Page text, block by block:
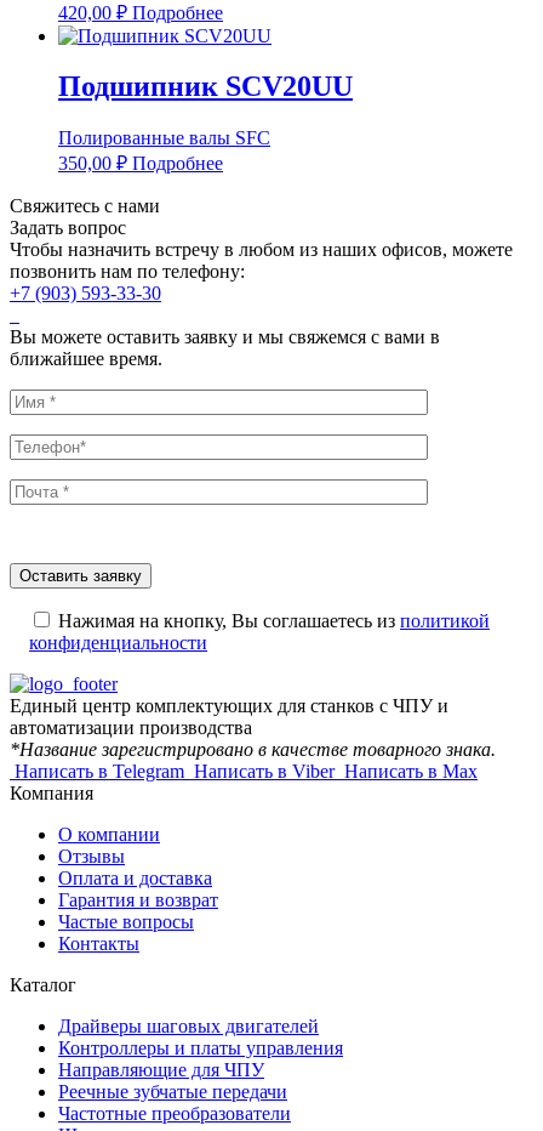
420,00 ₽ Подробнее
Подшипник SCV20UU
Полированные валы SFC
350,00 ₽ Подробнее
Свяжитесь с нами
Задать вопрос
Чтобы назначить встречу в любом из наших офисов, можете
позвонить нам по телефону:
+7 (903) 593-33-30
Вы можете оставить заявку и мы свяжемся с вами в
ближайшее время.
Нажимая на кнопку, Вы соглашаетесь из политикой
конфиденциальности
Единый центр комплектующих для станков с ЧПУ и
автоматизации производства
*Название зарегистрировано в качестве товарного знака.
Написать в Telegram Написать в Viber Написать в Max
Компания
О компании
Отзывы
Оплата и доставка
Гарантия и возврат
Частые вопросы
Контакты
Каталог
Драйверы шаговых двигателей
Контроллеры и платы управления
Направляющие для ЧПУ
Реечные зубчатые передачи
Частотные преобразователи